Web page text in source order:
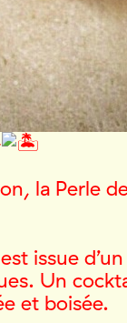
la Perle
issue
Un
et boisée.